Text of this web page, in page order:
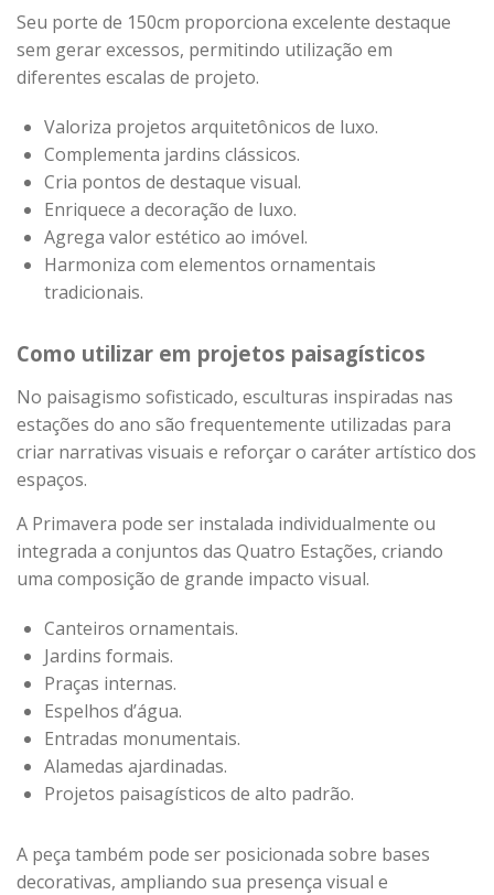
Seu porte de 150cm proporciona excelente destaque
sem gerar excessos, permitindo utilização em
diferentes escalas de projeto.
Valoriza projetos arquitetônicos de luxo.
Complementa jardins clássicos.
Cria pontos de destaque visual.
Enriquece a decoração de luxo.
Agrega valor estético ao imóvel.
Harmoniza com elementos ornamentais
tradicionais.
Como utilizar em projetos paisagísticos
No paisagismo sofisticado, esculturas inspiradas nas
estações do ano são frequentemente utilizadas para
criar narrativas visuais e reforçar o caráter artístico dos
espaços.
A Primavera pode ser instalada individualmente ou
integrada a conjuntos das Quatro Estações, criando
uma composição de grande impacto visual.
Canteiros ornamentais.
Jardins formais.
Praças internas.
Espelhos d’água.
Entradas monumentais.
Alamedas ajardinadas.
Projetos paisagísticos de alto padrão.
A peça também pode ser posicionada sobre bases
decorativas, ampliando sua presença visual e